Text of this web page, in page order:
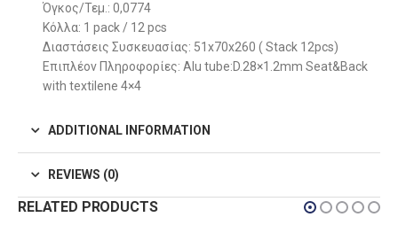
Όγκος/Τεμ.: 0,0774
Κόλλα: 1 pack / 12 pcs
Διαστάσεις Συσκευασίας: 51x70x260 ( Stack 12pcs)
Επιπλέον Πληροφορίες: Alu tube:D.28×1.2mm Seat&Back
with textilene 4×4
ADDITIONAL INFORMATION
REVIEWS (0)
RELATED PRODUCTS